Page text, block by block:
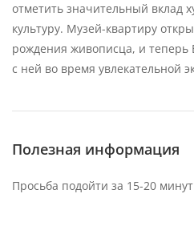
отметить значительный вклад
культуру. Музей-квартиру
рождения живописца, и теперь
с ней во время увлекательной
Полезная информация
Просьба подойти за 15-20